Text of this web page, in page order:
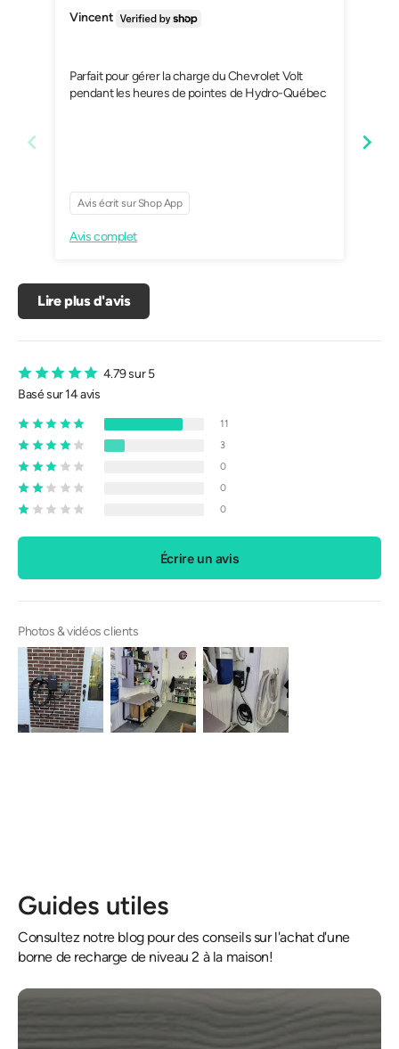
Vincent
Parfait pour gérer la charge du Chevrolet Volt
pendant les heures de pointes de Hydro-Québec
Avis écrit sur Shop App
Avis complet
Lire plus d'avis
4.79 sur 5
Basé sur 14 avis
11
3
0
0
0
Écrire un avis
Photos & vidéos clients
Guides utiles
Consultez notre blog pour des conseils sur l'achat d'une
borne de recharge de niveau 2 à la maison!